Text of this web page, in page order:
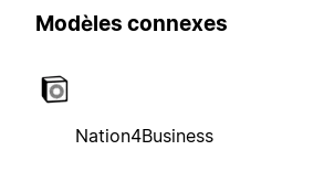
Modèles connexes
Nation4Business